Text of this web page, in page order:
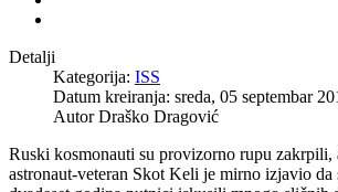
Detalji
Kategorija: ISS
Datum kreiranja: sreda, 05 septembar
AutorDraško Dragović
Ruski kosmonauti su provizorno rupu zakrpili,
astronaut-veteran Skot Keli je mirno izjavio da